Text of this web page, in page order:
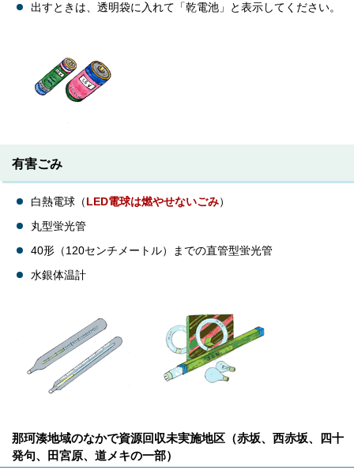
出すときは、透明袋に入れて「乾電池」と表示してください。
有害ごみ
白熱電球（ LED電球は燃やせないごみ）
丸型蛍光管
40形（120センチメートル）までの直管型蛍光管
水銀体温計
那珂湊地域のなかで資源回収未実施地区（赤坂、西赤坂、四十
発句、田宮原、道メキの一部）